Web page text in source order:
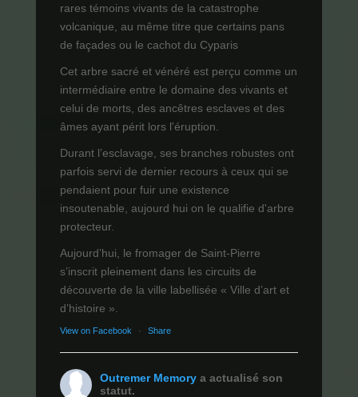
rares témoins vivants de la catastrophe
volcanique, au même titre que certains pans
de façades ou le cachot du Cyparis
Cet arbre sacré et vénéré est perçu comme un
intermédiaire entre le domaine des vivants et
celui de morts, des ancêtres esclaves et des
âmes ayant périt lors l'éruption.
Durant l’esclavage, ses branches robustes ont
parfois servi de dernier recours à ceux qui se
pendaient pour fuir une existence
insoutenable, aujourd hui on le qualifie d'arbre
protecteur.
Aujourd’hui, le fromager de Saint-Pierre
s’inscrit pleinement dans les circuits de
découverte de la ville labellisée « Ville d’art et
d’histoire ».
View on Facebook · Share
Outremer Memory a actualisé son
statut.